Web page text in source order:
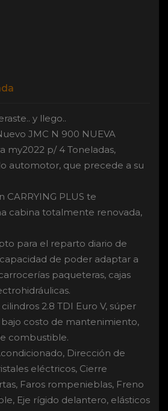
y llego..
JMC N 900 NUEVA
my2022 p/ 4 Toneladas,
automotor, que precede a su
CARRYING PLUS te
cabina totalmente renovada,
para el reparto diario de
de poder adaptar a
paqueteras, cajas
2.8 TDI Euro V, súper
costo de mantenimiento,
combustible.
Dirección de
eléctricos, Cierre
Faros rompenieblas, Freno
Eje rígido delantero, elásticos